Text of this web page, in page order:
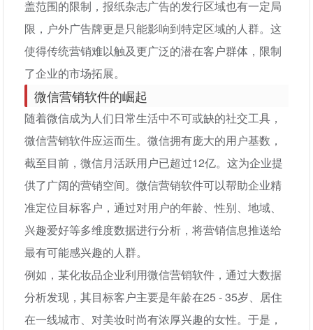
盖范围的限制，报纸杂志广告的发行区域也有一定局
限，户外广告牌更是只能影响到特定区域的人群。这
使得传统营销难以触及更广泛的潜在客户群体，限制
了企业的市场拓展。
微信营销软件的崛起
随着微信成为人们日常生活中不可或缺的社交工具，
微信营销软件应运而生。微信拥有庞大的用户基数，
截至目前，微信月活跃用户已超过12亿。这为企业提
供了广阔的营销空间。微信营销软件可以帮助企业精
准定位目标客户，通过对用户的年龄、性别、地域、
兴趣爱好等多维度数据进行分析，将营销信息推送给
最有可能感兴趣的人群。
例如，某化妆品企业利用微信营销软件，通过大数据
分析发现，其目标客户主要是年龄在25 - 35岁、居住
在一线城市、对美妆时尚有浓厚兴趣的女性。于是，